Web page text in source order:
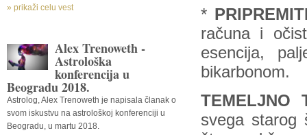
» prikaži celu vest
Alex Trenoweth -
Astrološka
konferencija u
Beogradu 2018.
Astrolog, Alex Trenoweth je napisala članak o
svom iskustvu na astrološkoj konferenciji u
Beogradu, u martu 2018.
*
računa i
esencija,
bikarbonom.
TEMELJNO
svega starog